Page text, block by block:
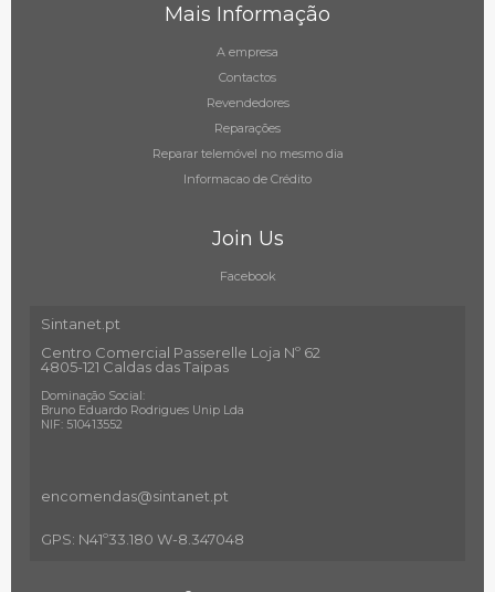
Mais Informação
A empresa
Contactos
Revendedores
Reparações
Reparar telemóvel no mesmo dia
Informacao de Crédito
Join Us
Facebook
Sintanet.pt
Centro Comercial Passerelle Loja Nº 62
4805-121 Caldas das Taipas
Dominação Social:
Bruno Eduardo Rodrigues Unip Lda
NIF: 510413552
encomendas@sintanet .pt
GPS: N41º33.180 W-8.347048